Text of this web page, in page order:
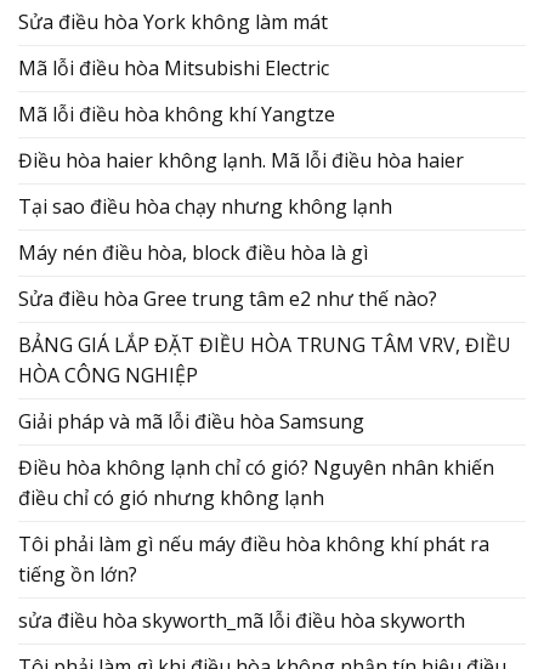
Sửa điều hòa York không làm mát
Mã lỗi điều hòa Mitsubishi Electric
Mã lỗi điều hòa không khí Yangtze
Điều hòa haier không lạnh. Mã lỗi điều hòa haier
Tại sao điều hòa chạy nhưng không lạnh
Máy nén điều hòa, block điều hòa là gì
Sửa điều hòa Gree trung tâm e2 như thế nào?
BẢNG GIÁ LẮP ĐẶT ĐIỀU HÒA TRUNG TÂM VRV, ĐIỀU
HÒA CÔNG NGHIỆP
Giải pháp và mã lỗi điều hòa Samsung
Điều hòa không lạnh chỉ có gió? Nguyên nhân khiến
điều chỉ có gió nhưng không lạnh
Tôi phải làm gì nếu máy điều hòa không khí phát ra
tiếng ồn lớn?
sửa điều hòa skyworth_mã lỗi điều hòa skyworth